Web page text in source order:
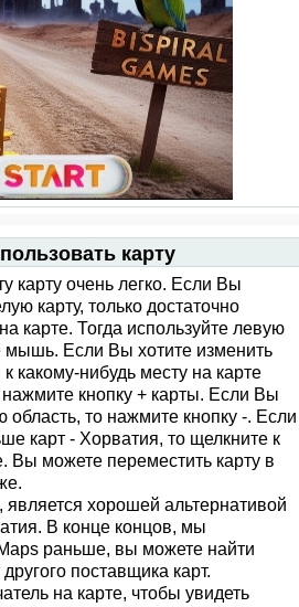
карту
карту очень легко. Если Вы
карту, только достаточно
карте. Тогда используйте левую
мышь. Если Вы хотите изменить
какому-нибудь месту на карте
нажмите кнопку + карты. Если Вы
область, то нажмите кнопку -. Если
карт - Хорватия, то щелкните к
Вы можете переместить карту в
является хорошей альтернативой
В конце концов, мы
раньше, вы можете найти
поставщика карт.
на карте, чтобы увидеть